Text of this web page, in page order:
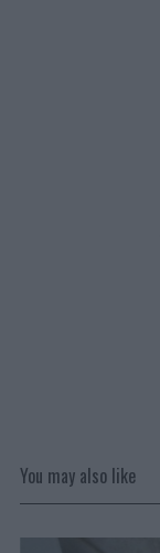
You may also like